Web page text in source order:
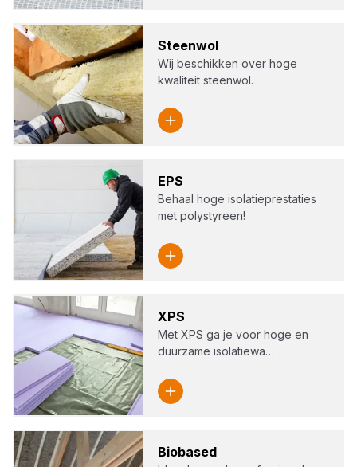
Steen­wol
Wij beschikken over hoge
kwaliteit steenwol.
EPS
Behaal hoge isolatieprestaties
met polystyreen!
XPS
Met XPS ga je voor hoge en
duurzame isolatiewa…
Bio­ba­sed